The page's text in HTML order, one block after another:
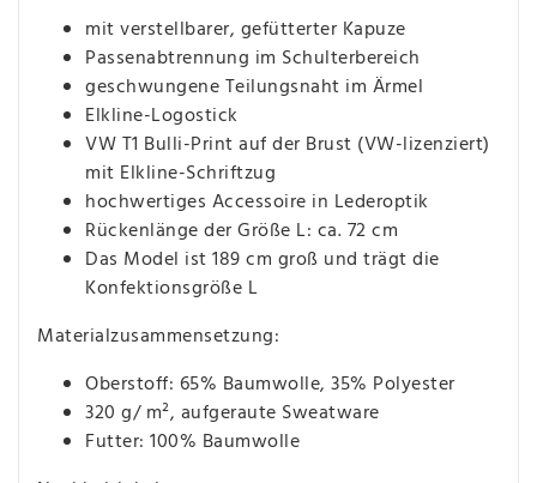
mit verstellbarer, gefütterter Kapuze
Passenabtrennung im Schulterbereich
geschwungene Teilungsnaht im Ärmel
Elkline-Logostick
VW T1 Bulli-Print auf der Brust (VW-lizenziert)
mit Elkline-Schriftzug
hochwertiges Accessoire in Lederoptik
Rückenlänge der Größe L: ca. 72 cm
Das Model ist 189 cm groß und trägt die
Konfektionsgröße L
Materialzusammensetzung:
Oberstoff: 65% Baumwolle, 35% Polyester
320 g/ m², aufgeraute Sweatware
Futter: 100% Baumwolle